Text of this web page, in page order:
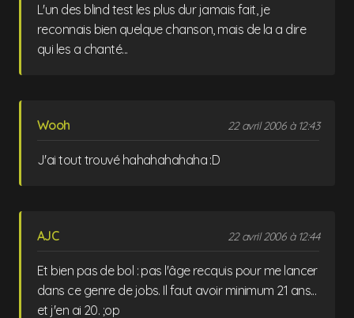
L'un des blind test les plus dur jamais fait, je
reconnais bien quelque chanson, mais de la a dire
qui les a chanté...
Wooh 22 avril 2006 à 12:43
J'ai tout trouvé hahahahahaha :D
AJC 22 avril 2006 à 12:44
Et bien pas de bol : pas l'âge recquis pour me lancer
dans ce genre de jobs. Il faut avoir minimum 21 ans...
et j'en ai 20. ;op